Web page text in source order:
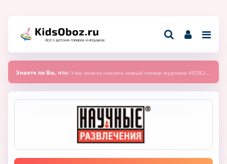
Всё о детских товарах и игрушках
Знаете ли Вы, что: Уже можно скачать новый номер журнала KIDSOBOZ 2025 (сентябрь)